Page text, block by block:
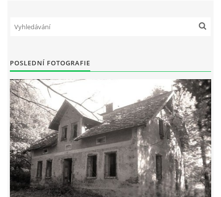
--------------------------------------------------------------
© 2026 eStránky.cz |Aktualizováno: 17. 7. 2026|Nahoru ↑
POSLEDNÍ FOTOGRAFIE